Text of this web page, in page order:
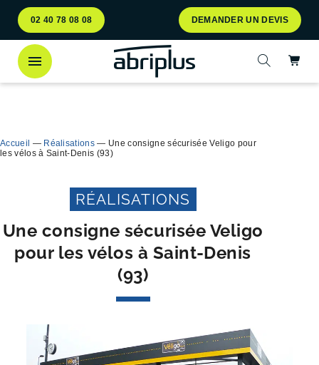
Aller
au
menu
Aller au
contenu
02 40 78 08 08 DEMANDER UN DEVIS
Ouvrir la
Accueil — Réalisations — Une consigne sécurisée Veligo pour
les vélos à Saint-Denis (93)
RÉALISATIONS
Une consigne sécurisée Veligo
pour les vélos à Saint-Denis
(93)